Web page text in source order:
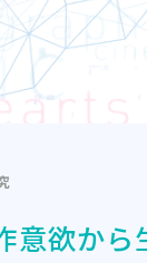
意欲から